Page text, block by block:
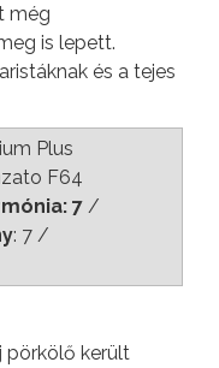
még
is lepett.
és a tejes
Plus
F64
7 /
: 7 /
pörkölő került